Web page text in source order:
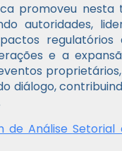
promoveu
autoridades,
regulatórios
e a
diálogo,
de Análise